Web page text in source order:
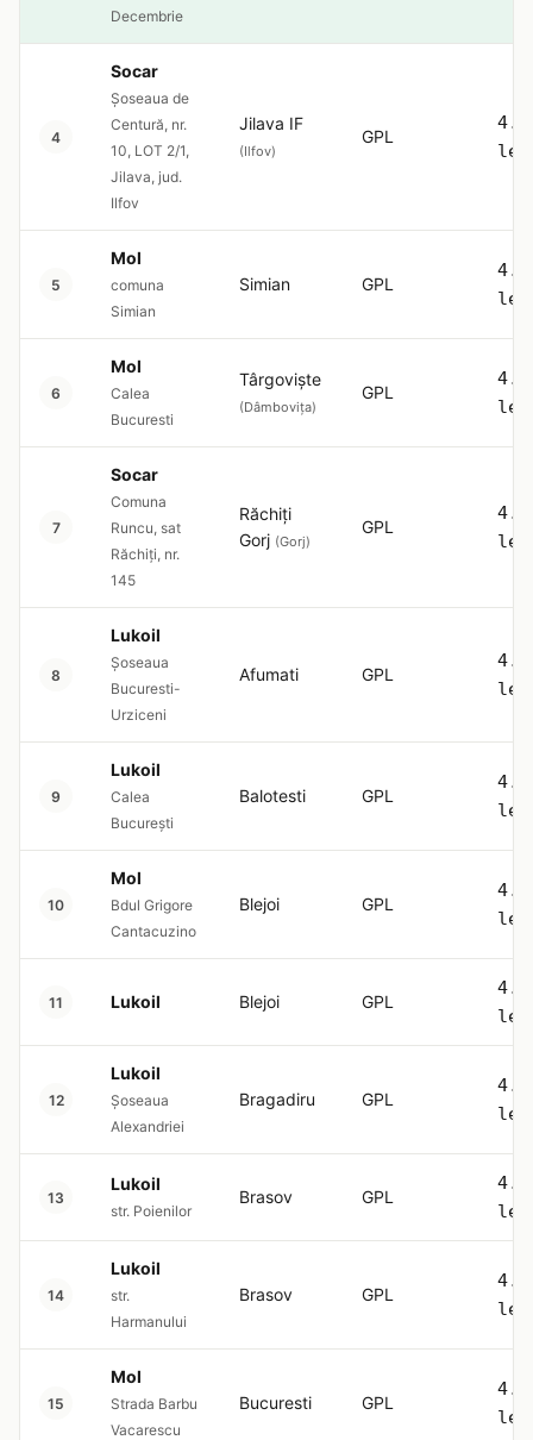
Decembrie
4
Socar
Șoseaua de
Centură, nr.
10, LOT 2/1,
Jilava, jud.
Ilfov
Jilava IF
(Ilfov)
GPL
5
Mol
comuna
Simian
Simian GPL
6
Mol
Calea
Bucuresti
Târgoviște
(Dâmbovița)
GPL
7
Socar
Comuna
Runcu, sat
Răchiți, nr.
145
Răchiți
Gorj (Gorj)
GPL
8
Lukoil
Şoseaua
Bucuresti-
Urziceni
Afumati GPL
9
Lukoil
Calea
București
Balotesti GPL
10
Mol
Bdul Grigore
Cantacuzino
Blejoi GPL
11 Lukoil Blejoi GPL
12
Lukoil
Șoseaua
Alexandriei
Bragadiru GPL
13
Lukoil
str. Poienilor
Brasov GPL
14
Lukoil
str.
Harmanului
Brasov GPL
15
Mol
Strada Barbu
Vacarescu
Bucuresti GPL